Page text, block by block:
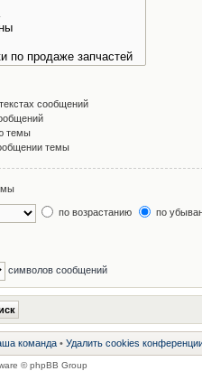
сообщений
темы
темы
по возрастанию по
символов сообщений
команда • Удалить cookies
© phpBB Group